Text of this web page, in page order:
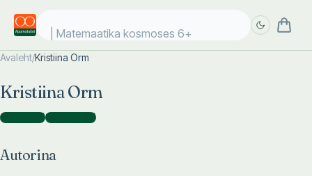
Matemaatika kosmoses 6+
Avaleht/Kristiina Orm
Kristiina Orm
Autorina )Tõlkijana )
Autorina